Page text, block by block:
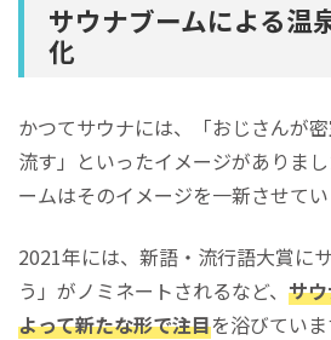
サウナブームによる温
化
かつてサウナには、「おじさんが
流す」といったイメージがありま
ームはそのイメージを一新させてい
2021年には、新語・流行語大賞に
う」がノミネートされるなど、 サ
よって新たな形で注目を浴びていま